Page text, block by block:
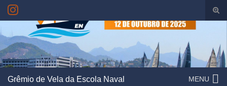
Search for:
Grêmio de Vela da Escola Naval MENU